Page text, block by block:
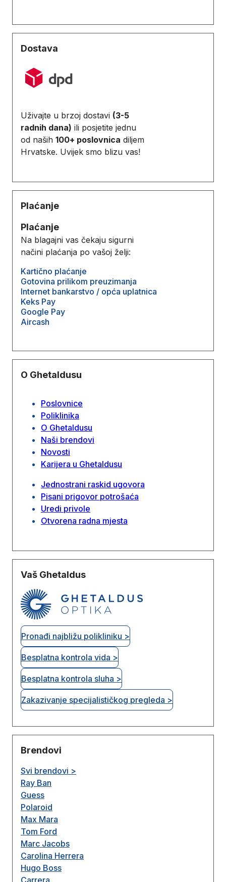
Dostava
Uživajte u brzoj dostavi (3-5
radnih dana) ili posjetite jednu
od naših 100+ poslovnica diljem
Hrvatske. Uvijek smo blizu vas!
Plaćanje
Plaćanje
Na blagajni vas čekaju sigurni
načini plaćanja po vašoj želji:
Kartično plaćanje
Gotovina prilikom preuzimanja
Internet bankarstvo / opća uplatnica
Keks Pay
Google Pay
Aircash
O Ghetaldusu
Poslovnice
Poliklinika
O Ghetaldusu
Naši brendovi
Novosti
Karijera u Ghetaldusu
Jednostrani raskid ugovora
Pisani prigovor potrošaća
Uredi privole
Otvorena radna mjesta
Vaš Ghetaldus
Pronađi najbližu polikliniku >
Besplatna kontrola vida >
Besplatna kontrola sluha >
Zakazivanje specijalističkog pregleda >
Brendovi
Svi brendovi >
Ray Ban
Guess
Polaroid
Max Mara
Tom Ford
Marc Jacobs
Carolina Herrera
Hugo Boss
Carrera